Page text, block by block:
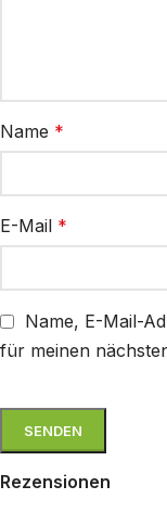
Rezensionen
Name *
E-Mail *
Name, E-Mail-
für meinen